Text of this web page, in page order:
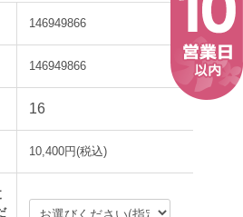
146949866
146949866
16
10,400円(税込)